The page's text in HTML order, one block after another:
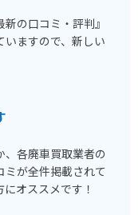
の口コミ・評判』
いますので、新しい
各廃車買取業者の
が全件掲載されて
オススメです！